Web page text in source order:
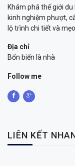
Khám phá thế giới du
kinh nghiệm phượt,
lộ trình chi tiết và
Địa chỉ
Bốn biển là nhà
Follow me
LIÊN KẾT